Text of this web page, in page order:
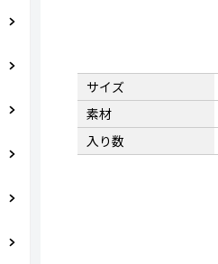
サイズ
素材
入り数